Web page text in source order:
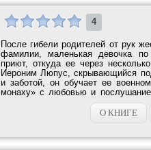
4
После гибели родителей от рук
фамилии, маленькая девочка
приют, откуда ее через
Иероним Люпус, скрывающийся
и заботой, он обучает ее
монаху» с любовью и
О КНИГЕ